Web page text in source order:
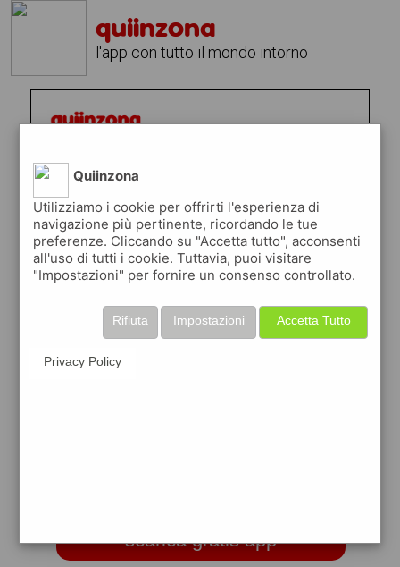
quiinzona
l'app con tutto il mondo intorno
scarica gratis app
Quiinzona
Utilizziamo i cookie per offrirti l'esperienza di
navigazione più pertinente, ricordando le tue
preferenze. Cliccando su "Accetta tutto", acconsenti
all'uso di tutti i cookie. Tuttavia, puoi visitare
"Impostazioni" per fornire un consenso controllato.
Accetta Tutto
Impostazioni
Rifiuta
Privacy Policy